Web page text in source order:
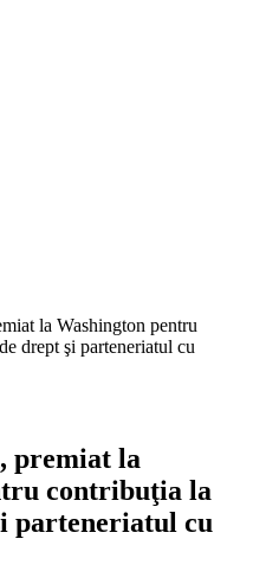
la Washington pentru
drept şi parteneriatul cu
premiat la
contribuţia la
parteneriatul cu